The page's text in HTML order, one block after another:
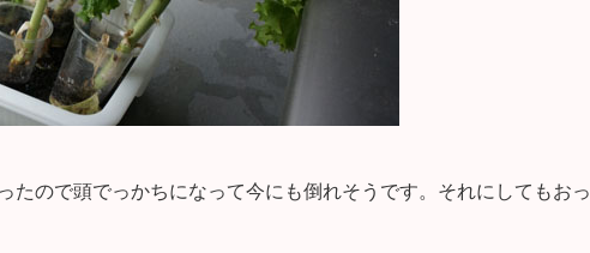
たので頭でっかちになって今にも倒れそうです。それにしてもおっ